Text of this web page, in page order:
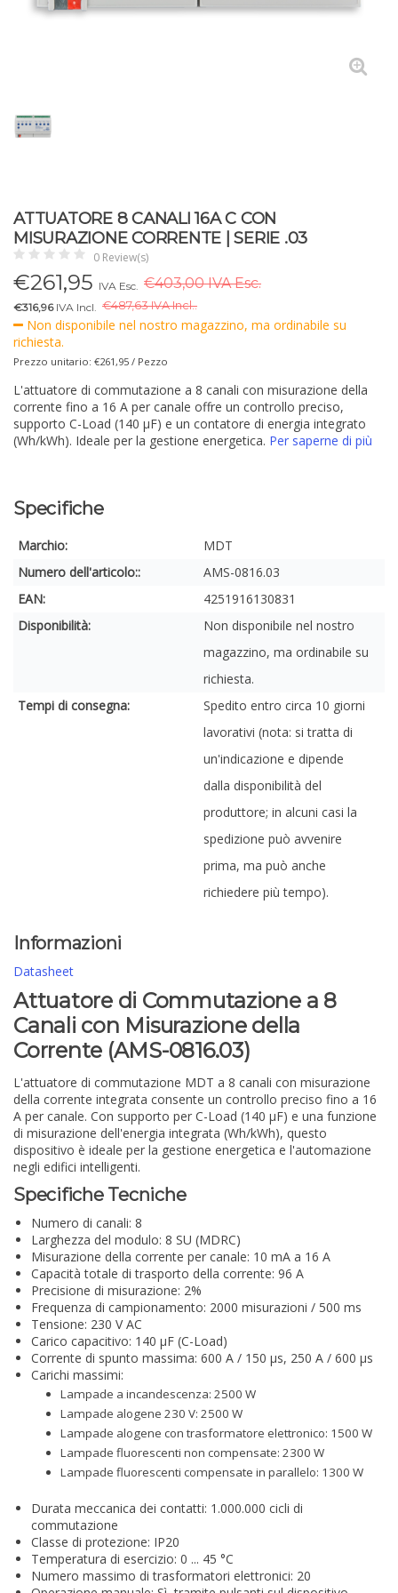
ATTUATORE 8 CANALI 16A C CON
MISURAZIONE CORRENTE | SERIE .03
0 Review(s)
€261,95 IVA Esc. €403,00 IVA Esc.
€316,96IVA Incl. €487,63 IVA Incl..
Non disponibile nel nostro magazzino, ma ordinabile su
richiesta.
Prezzo unitario: €261,95 / Pezzo
L'attuatore di commutazione a 8 canali con misurazione della
corrente fino a 16 A per canale offre un controllo preciso,
supporto C-Load (140 µF) e un contatore di energia integrato
(Wh/kWh). Ideale per la gestione energetica. Per saperne di più
Specifiche
Marchio:
MDT
Numero dell'articolo::
AMS-0816.03
EAN:
4251916130831
Disponibilità:
Non disponibile nel nostro
magazzino, ma ordinabile su
richiesta.
Tempi di consegna:
Spedito entro circa 10 giorni
lavorativi (nota: si tratta di
un'indicazione e dipende
dalla disponibilità del
produttore; in alcuni casi la
spedizione può avvenire
prima, ma può anche
richiedere più tempo).
Informazioni
Datasheet
Attuatore di Commutazione a 8
Canali con Misurazione della
Corrente (AMS-0816.03)
L'attuatore di commutazione MDT a 8 canali con misurazione
della corrente integrata consente un controllo preciso fino a 16
A per canale. Con supporto per C-Load (140 µF) e una funzione
di misurazione dell'energia integrata (Wh/kWh), questo
dispositivo è ideale per la gestione energetica e l'automazione
negli edifici intelligenti.
Specifiche Tecniche
Numero di canali: 8
Larghezza del modulo: 8 SU (MDRC)
Misurazione della corrente per canale: 10 mA a 16 A
Capacità totale di trasporto della corrente: 96 A
Precisione di misurazione: 2%
Frequenza di campionamento: 2000 misurazioni / 500 ms
Tensione: 230 V AC
Carico capacitivo: 140 µF (C-Load)
Corrente di spunto massima: 600 A / 150 µs, 250 A / 600 µs
Carichi massimi:
Lampade a incandescenza: 2500 W
Lampade alogene 230 V: 2500 W
Lampade alogene con trasformatore elettronico: 1500 W
Lampade fluorescenti non compensate: 2300 W
Lampade fluorescenti compensate in parallelo: 1300 W
Durata meccanica dei contatti: 1.000.000 cicli di
commutazione
Classe di protezione: IP20
Temperatura di esercizio: 0 ... 45 °C
Numero massimo di trasformatori elettronici: 20